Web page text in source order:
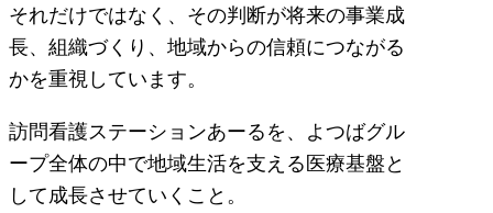
それだけではなく、その判断が将来の事業成
長、組織づくり、地域からの信頼につながる
かを重視しています。
訪問看護ステーションあーるを、よつばグル
ープ全体の中で地域生活を支える医療基盤と
して成長させていくこと。